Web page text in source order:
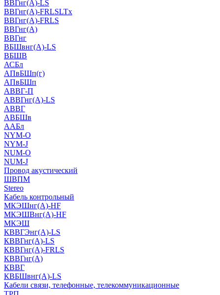
ВВГнг(А)-LS
ВВГнг(А)-FRLSLTx
ВВГнг(А)-FRLS
ВВГнг(А)
ВВГнг
ВБШвнг(А)-LS
ВБШВ
АСБл
АПвБШп(г)
АПвБШп
АВВГ-П
АВВГнг(А)-LS
АВВГ
АВБШв
ААБл
NYM-O
NYM-J
NUM-О
NUM-J
Провод акустический
ШВПМ
Stereo
Кабель контрольный
МКЭШнг(A)-HF
МКЭШВнг(А)-HF
МКЭШ
КВВГЭнг(А)-LS
КВВГнг(А)-LS
КВВГнг(А)-FRLS
КВВГнг(А)
КВВГ
КВБШвнг(А)-LS
Кабели связи, телефонные, телекоммуникационные